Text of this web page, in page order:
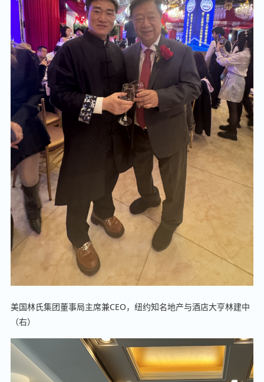
美国林氏集团董事局主席兼CEO，纽约知名地产与酒店大亨林建中
（右）